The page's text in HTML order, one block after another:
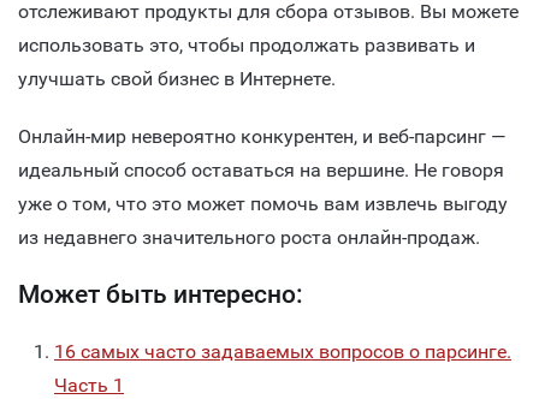
отслеживают продукты для сбора отзывов. Вы можете
использовать это, чтобы продолжать развивать и
улучшать свой бизнес в Интернете.
Онлайн-мир невероятно конкурентен, и веб-парсинг —
идеальный способ оставаться на вершине. Не говоря
уже о том, что это может помочь вам извлечь выгоду
из недавнего значительного роста онлайн-продаж.
Может быть интересно:
16 самых часто задаваемых вопросов о парсинге.
Часть 1